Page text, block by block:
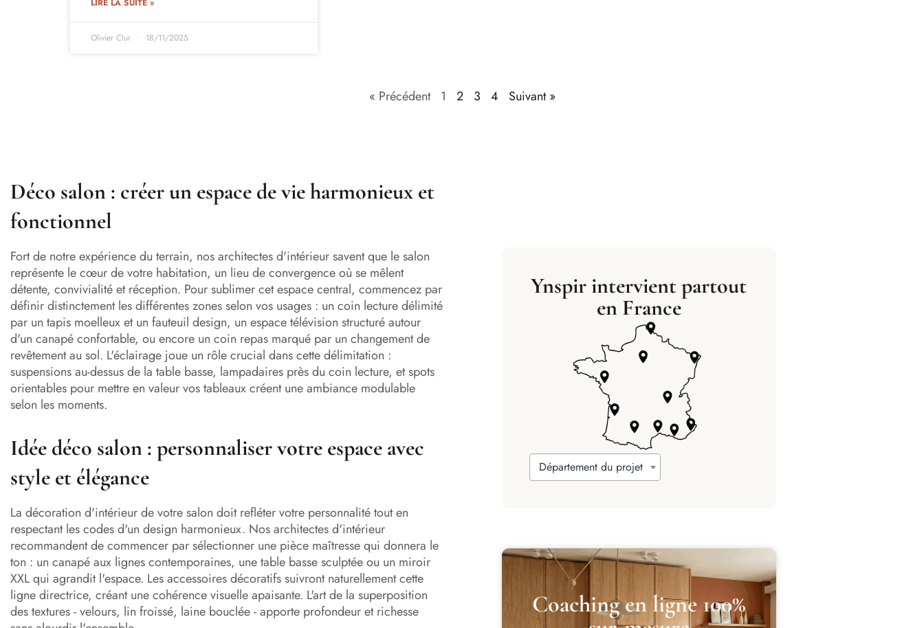
Olivier Clur 18/11/2025
« Précédent 1 2 3 4 Suivant »
Déco salon : créer un espace de vie harmonieux et
fonctionnel
Fort de notre expérience du terrain, nos architectes d'intérieur savent que le salon
représente le cœur de votre habitation, un lieu de convergence où se mêlent
détente, convivialité et réception. Pour sublimer cet espace central, commencez par
définir distinctement les différentes zones selon vos usages : un coin lecture délimité
par un tapis moelleux et un fauteuil design, un espace télévision structuré autour
d'un canapé confortable, ou encore un coin repas marqué par un changement de
revêtement au sol. L'éclairage joue un rôle crucial dans cette délimitation :
suspensions au-dessus de la table basse, lampadaires près du coin lecture, et spots
orientables pour mettre en valeur vos tableaux créent une ambiance modulable
selon les moments.
Idée déco salon : personnaliser votre espace avec
style et élégance
La décoration d'intérieur de votre salon doit refléter votre personnalité tout en
respectant les codes d'un design harmonieux. Nos architectes d'intérieur
recommandent de commencer par sélectionner une pièce maîtresse qui donnera le
ton : un canapé aux lignes contemporaines, une table basse sculptée ou un miroir
XXL qui agrandit l'espace. Les accessoires décoratifs suivront naturellement cette
ligne directrice, créant une cohérence visuelle apaisante. L'art de la superposition
des textures - velours, lin froissé, laine bouclée - apporte profondeur et richesse
Ynspir intervient partout
en France
Département du projet
Coaching en ligne 100%